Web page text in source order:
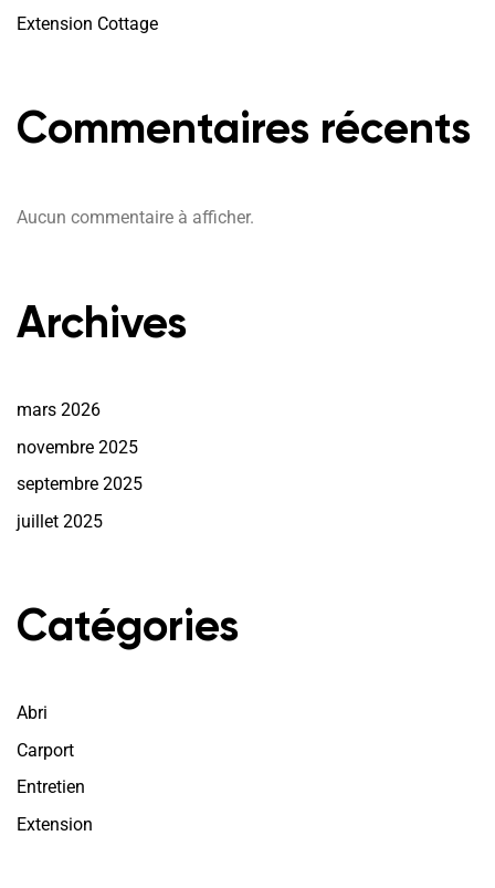
Extension Cottage
Commentaires récents
Aucun commentaire à afficher.
Archives
mars 2026
novembre 2025
septembre 2025
juillet 2025
Catégories
Abri
Carport
Entretien
Extension